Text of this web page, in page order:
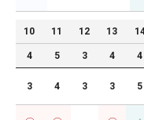
10 11 12 13
4 5 3 4 4
3 4 3 3 5